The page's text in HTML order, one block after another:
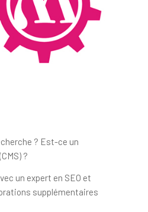
? Est-ce un
?
un expert en SEO et
supplémentaires